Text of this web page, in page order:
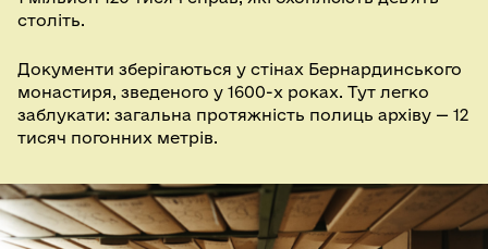
століть.
Документи зберігаються у стінах Бернардинського
монастиря, зведеного у 1600-х роках. Тут легко
заблукати: загальна протяжність полиць архіву — 12
тисяч погонних метрів.